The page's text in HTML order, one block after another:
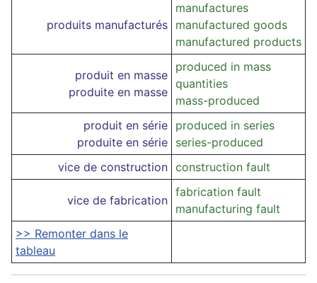
produits manufacturés
manufactures
manufactured goods
manufactured products
produit en masse
produite en masse
produced in mass
quantities
mass-produced
produit en série
produite en série
produced in series
series-produced
vice de construction construction fault
vice de fabrication
fabrication fault
manufacturing fault
>> Remonter dans le
tableau